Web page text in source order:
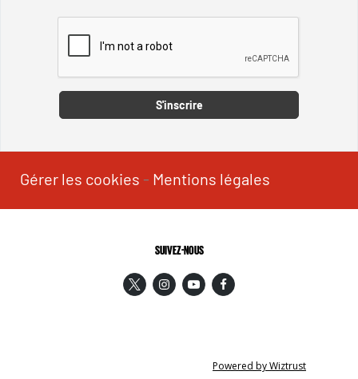
S'inscrire
Gérer les cookies - Mentions légales
SUIVEZ-NOUS
Powered by Wiztrust